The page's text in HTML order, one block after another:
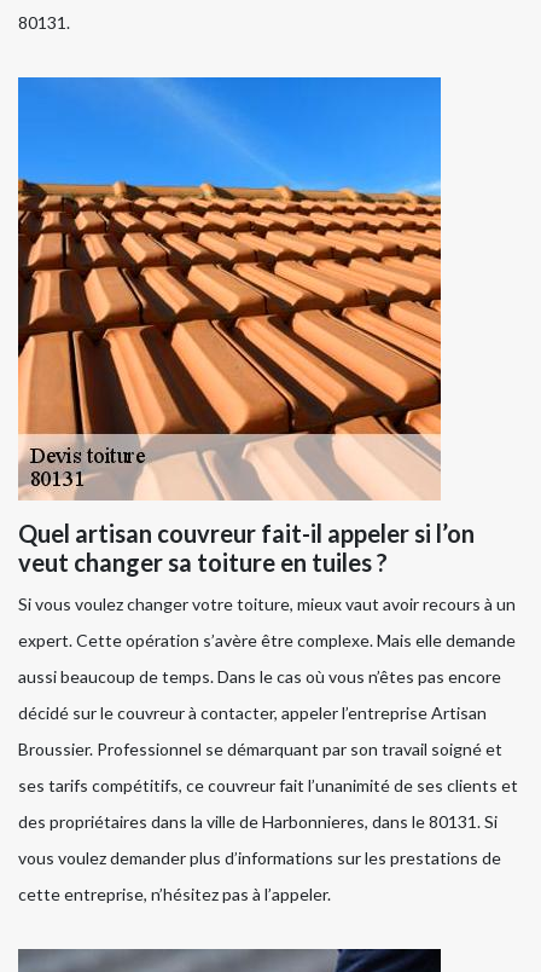
80131.
Quel artisan couvreur fait-il appeler si l’on
veut changer sa toiture en tuiles ?
Si vous voulez changer votre toiture, mieux vaut avoir recours à un
expert. Cette opération s’avère être complexe. Mais elle demande
aussi beaucoup de temps. Dans le cas où vous n’êtes pas encore
décidé sur le couvreur à contacter, appeler l’entreprise Artisan
Broussier. Professionnel se démarquant par son travail soigné et
ses tarifs compétitifs, ce couvreur fait l’unanimité de ses clients et
des propriétaires dans la ville de Harbonnieres, dans le 80131. Si
vous voulez demander plus d’informations sur les prestations de
cette entreprise, n’hésitez pas à l’appeler.